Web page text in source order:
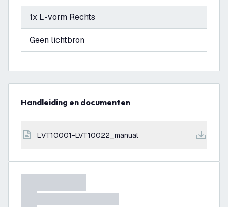
1x L-vorm Rechts
Geen lichtbron
Handleiding en documenten
LVT10001-LVT10022_manual